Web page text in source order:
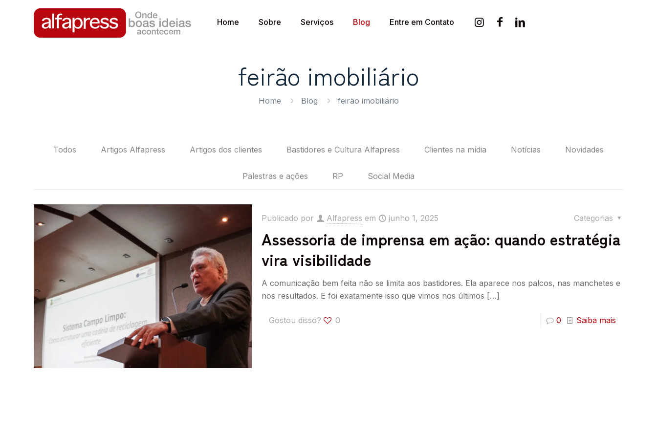
Home Sobre Serviços Blog Entre em Contato
feirão imobiliário
Home Blog feirão imobiliário
Todos Artigos Alfapress Artigos dos clientes Bastidores e Cultura Alfapress Clientes na mídia Notícias Novidades
Palestras e ações RP Social Media
Publicado por Alfapress em junho 1, 2025 Categorias
Assessoria de imprensa em ação: quando estratégia
vira visibilidade
A comunicação bem feita não se limita aos bastidores. Ela aparece nos palcos, nas manchetes e
nos resultados. E foi exatamente isso que vimos nos últimos […]
Gostou disso? 0 0 Saiba mais